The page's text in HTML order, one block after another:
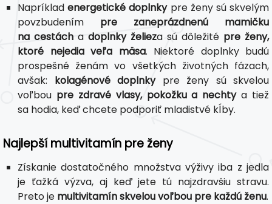
Napríkladenergetické doplnkypre ženy sú skvelým
povzbudením pre zaneprázdnenú mamičku
na cestách a doplnky želieza sú dôležité pre ženy,
ktoré nejedia veľa mäsa. Niektoré doplnky budú
prospešné ženám vo všetkých životných fázach,
avšak: kolagénové doplnkypre ženy sú skvelou
voľbou pre zdravé vlasy, pokožku a nechtya tiež
sa hodia, keď chcete podporiť mladistvé kĺby.
Najlepší multivitamín pre ženy
Získanie dostatočného množstva výživy iba z jedla
je ťažká výzva, aj keď jete tú najzdravšiu stravu.
Preto je multivitamín skvelou voľbou pre každú ženu.